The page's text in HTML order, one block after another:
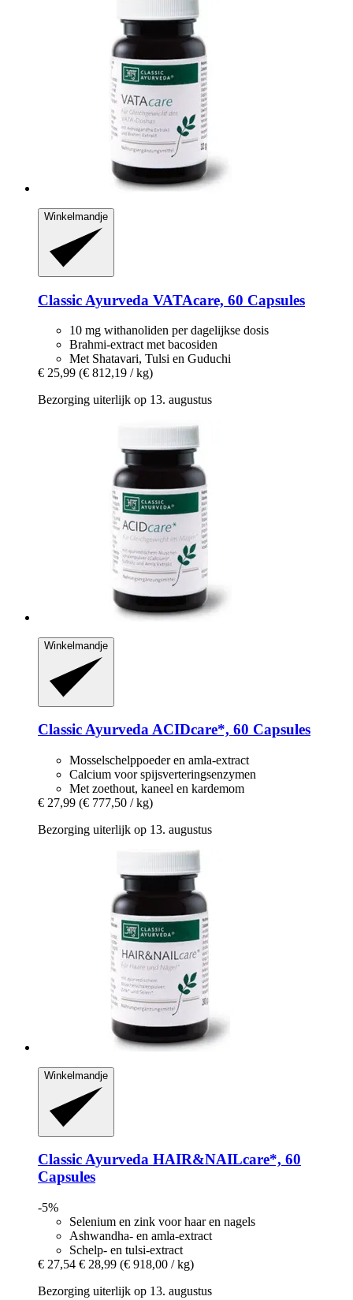
Winkelmandje
Classic Ayurveda VATAcare, 60 Capsules
10 mg withanoliden per dagelijkse dosis
Brahmi-extract met bacosiden
Met Shatavari, Tulsi en Guduchi
€ 25,99 (€ 812,19 / kg)
Bezorging uiterlijk op 13. augustus
Winkelmandje
Classic AyurvedaACIDcare*, 60 Capsules
Mosselschelppoeder en amla-extract
Calcium voor spijsverteringsenzymen
Met zoethout, kaneel en kardemom
€ 27,99 (€ 777,50 / kg)
Bezorging uiterlijk op 13. augustus
Winkelmandje
Classic Ayurveda HAIR&NAILcare*, 60
Capsules
-5%
Selenium en zink voor haar en nagels
Ashwandha- en amla-extract
Schelp- en tulsi-extract
€ 27,54 € 28,99 (€ 918,00 / kg)
Bezorging uiterlijk op 13. augustus